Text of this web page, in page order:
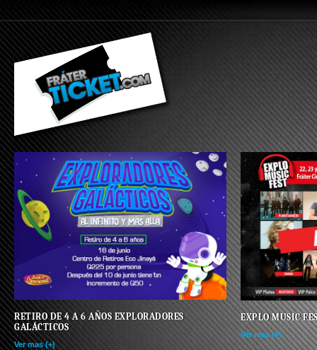
RETIRO DE 4 A 6 AÑOS EXPLORADORES
GALÁCTICOS
Ver mas (+)
EXPLO MUSIC
Ver mas (+)